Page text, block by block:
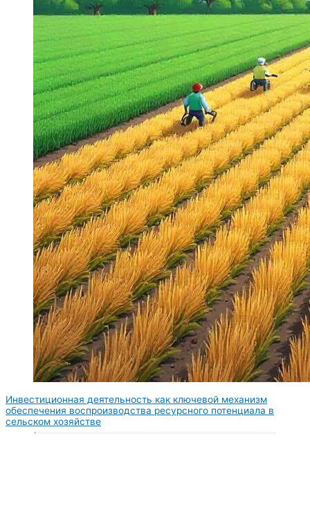
Инвестиционная деятельность как ключевой механизм
обеспечения воспроизводства ресурсного потенциала в
сельском хозяйстве